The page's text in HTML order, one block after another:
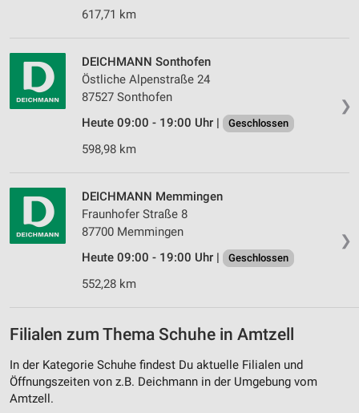
617,71 km
❯
DEICHMANN Sonthofen
Östliche Alpenstraße 24
87527 Sonthofen
Heute 09:00 - 19:00 Uhr |
Geschlossen
598,98 km
❯
DEICHMANN Memmingen
Fraunhofer Straße 8
87700 Memmingen
Heute 09:00 - 19:00 Uhr |
Geschlossen
552,28 km
Filialen zum Thema Schuhe in Amtzell
In der Kategorie Schuhe findest Du aktuelle Filialen und
Öffnungszeiten von z.B. Deichmann in der Umgebung vom
Amtzell.